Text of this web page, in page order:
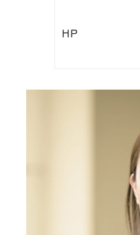
HP